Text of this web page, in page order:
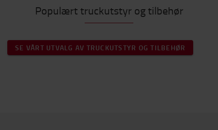
Populært truckutstyr og tilbehør
SE VÅRT UTVALG AV TRUCKUTSTYR OG TILBEHØR